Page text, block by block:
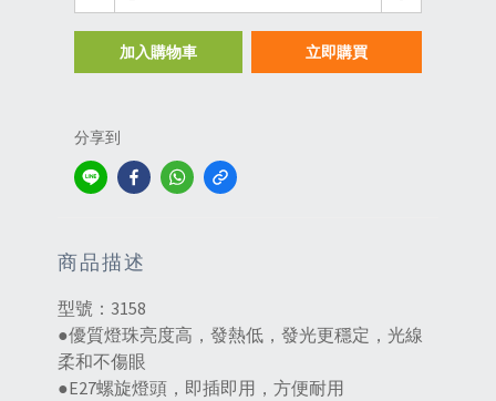
加入購物車 立即購買
分享到
商品描述
型號：3158
●優質燈珠亮度高，發熱低，發光更穩定，光線
柔和不傷眼
●E27螺旋燈頭，即插即用，方便耐用